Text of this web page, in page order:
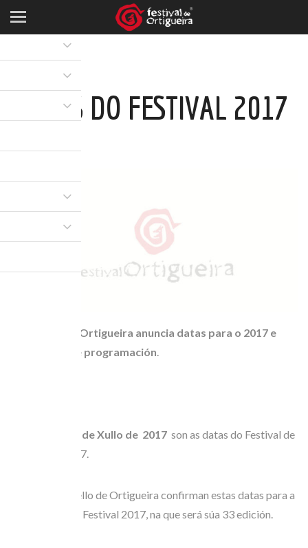
NOVAS DO FESTIVAL 2017
O Festival de Ortigueira anuncia datas para o 2017 e
novas liñas de programación.
13, 14, 15 e 16 de Xullo de 2017 son as datas do Festival de
Ortigueira 2017.
Dende o Concello de Ortigueira confirman estas datas para a
celebración do Festival 2017, na que será súa 33 edición.